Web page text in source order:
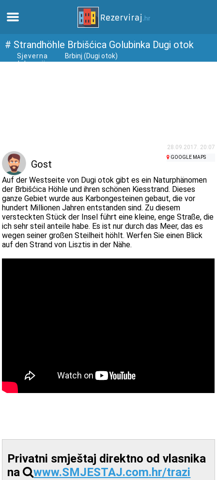
Zuhause
webcams
Treffen Sie Kroatien
museen
# Strandhöhle Brbišćica Golubinka Dugi otok
Sjeverna
dalmacija
Brbinj (Dugi otok)
28.09.2017. 20:07
Gost
GOOGLE MAPS
Auf der Westseite von Dugi otok gibt es ein Naturphänomen
der Brbišćica Höhle und ihren schönen Kiesstrand. Dieses
ganze Gebiet wurde aus Karbongesteinen gebaut, die vor
hundert Millionen Jahren entstanden sind. Zu diesem
versteckten Stück der Insel führt eine kleine, enge Straße, die
ich sehr steil anteile habe. Es ist nur durch das Meer, das es
wegen seiner großen Steilheit höhlt. Werfen Sie einen Blick
auf den Strand von Lisztis in der Nähe.
Privatni smještaj direktno od vlasnika
na
www.SMJESTAJ.com.hr/trazi